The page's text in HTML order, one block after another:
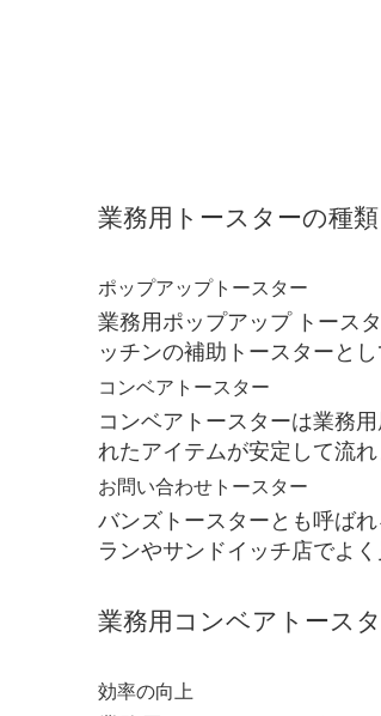
業務用トースターの種類
ポップアップトースター
業務用ポップアップ トース
ッチンの補助トースターとし
コンベアトースター
コンベアトースターは業務
れたアイテムが安定して流
お問い合わせトースター
バンズトースターとも呼ば
ランやサンドイッチ店でよく
業務用コンベアトース
効率の向上